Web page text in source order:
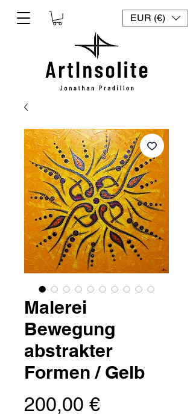
EUR (€)
Malerei
Bewegung
abstrakter
Formen / Gelb
200,00 €Preis